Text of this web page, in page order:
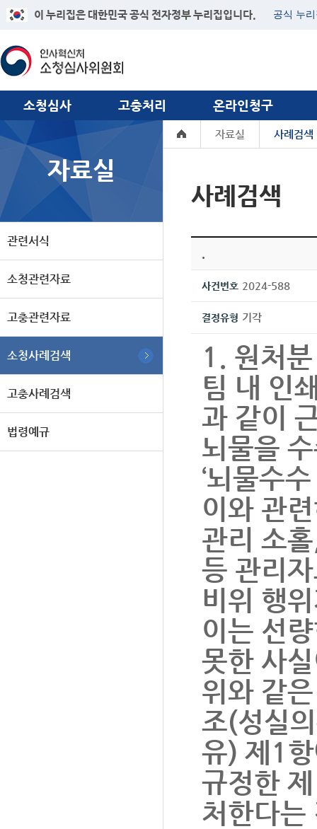
이 누리집은 대한민국 공식 전자정부 누리집입니다. 공식 누
소청심사 고충처리 온라인청구
자료실
관련서식
소청관련자료
고충관련자료
소청사례검색
고충사례검색
법령예규
자료실 사례검색
사례검색
.
사건번호 2024-588
결정유형 기각
1. 원처
팀 내 인
과 같이
뇌물을
‘뇌물수
이와 관
관리 소
등 관리
비위 행
이는 선
못한 사
위와 같
조(성실
유) 제1항
규정한
처한다는